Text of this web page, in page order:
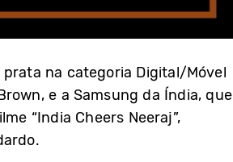
prata na categoria Digital/Móvel
e a Samsung da Índia, que
“India Cheers Neeraj”,